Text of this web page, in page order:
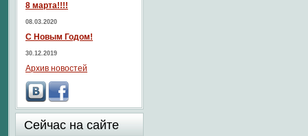
8 марта!!!!
08.03.2020
С Новым Годом!
30.12.2019
Архив новостей
Сейчас на сайте